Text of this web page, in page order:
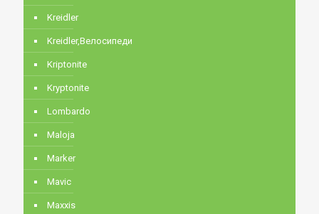
Kreidler
Kreidler,Велосипеди
Kriptonite
Kryptonite
Lombardo
Maloja
Marker
Mavic
Maxxis